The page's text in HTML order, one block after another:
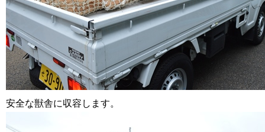
安全な獣舎に収容します。